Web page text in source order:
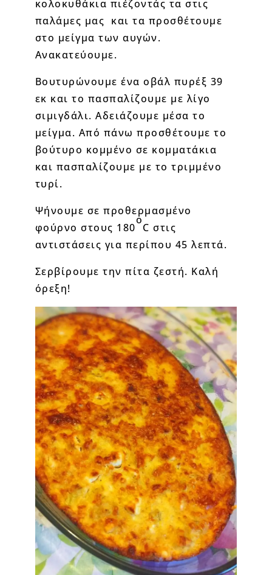
κολοκυθάκια πιέζοντάς τα στις
παλάμες μας και τα προσθέτουμε
στο μείγμα των αυγών.
Ανακατεύουμε.
Βουτυρώνουμε ένα οβάλ πυρέξ 39
εκ και το πασπαλίζουμε με λίγο
σιμιγδάλι. Αδειάζουμε μέσα το
μείγμα. Από πάνω προσθέτουμε το
βούτυρο κομμένο σε κομματάκια
και πασπαλίζουμε με το τριμμένο
τυρί.
Ψήνουμε σε προθερμασμένο
φούρνο στους 180
ο
C στις
αντιστάσεις για περίπου 45 λεπτά.
Σερβίρουμε την πίτα ζεστή. Καλή
όρεξη!